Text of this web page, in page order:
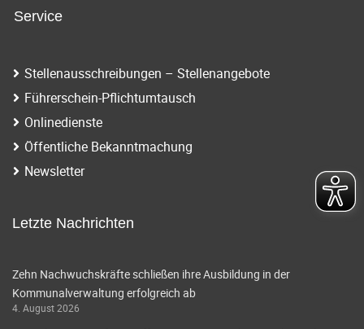
Service
Stellenausschreibungen – Stellenangebote
Führerschein-Pflichtumtausch
Onlinedienste
Öffentliche Bekanntmachung
Newsletter
Letzte Nachrichten
Zehn Nachwuchskräfte schließen ihre Ausbildung in der
Kommunalverwaltung erfolgreich ab
4. August 2026